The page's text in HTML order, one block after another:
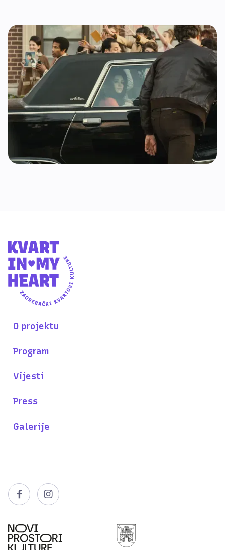
O projektu
Program
Vijesti
Press
Galerije
 